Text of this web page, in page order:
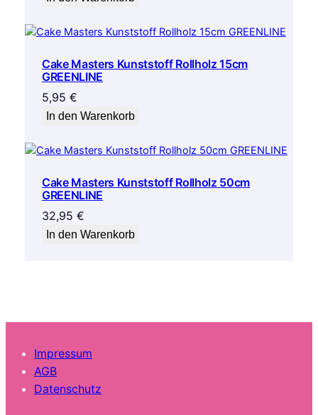
Cake Masters Kunststoff Rollholz 15cm
GREENLINE
5,95 €
In den Warenkorb
Cake Masters Kunststoff Rollholz 50cm
GREENLINE
32,95 €
In den Warenkorb
Impressum
AGB
Datenschutz